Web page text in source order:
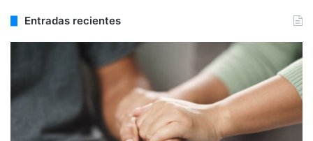
Entradas recientes